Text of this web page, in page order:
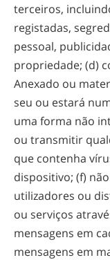
terceiros,
registadas,
pessoal,
propriedade; (d)
Anexado ou
seu ou estará
uma forma não
ou transmitir
que contenha
dispositivo; (f)
utilizadores ou
ou serviços
mensagens em
mensagens em